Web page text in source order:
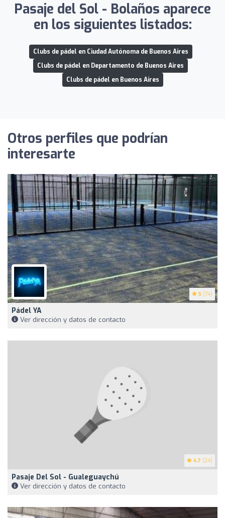
Pasaje del Sol - Bolaños aparece
en los siguientes listados:
Clubs de pádel en Ciudad Autónoma de Buenos Aires
Clubs de pádel en Departamento de Buenos Aires
Clubs de pádel en Buenos Aires
Otros perfiles que podrían
interesarte
5 (74)
Pádel YA
Ver dirección y datos de contacto
4.7 (24)
Pasaje Del Sol - Gualeguaychú
Ver dirección y datos de contacto